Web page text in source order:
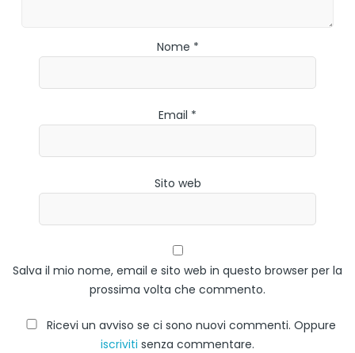
Nome *
Email *
Sito web
Salva il mio nome, email e sito web in questo browser per la
prossima volta che commento.
Ricevi un avviso se ci sono nuovi commenti. Oppure
iscriviti senza commentare.